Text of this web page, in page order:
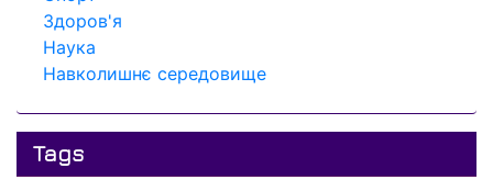
Здоров'я
Наука
Навколишнє середовище
Tags